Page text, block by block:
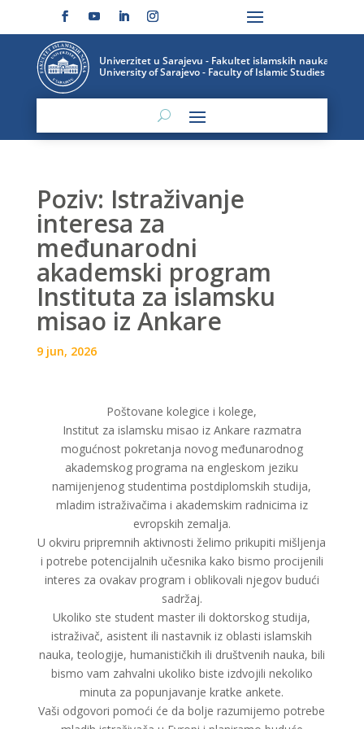
Poziv: Istraživanje
interesa za
međunarodni
akademski program
Instituta za islamsku
misao iz Ankare
9 jun, 2026
Poštovane kolegice i kolege,
Institut za islamsku misao iz Ankare razmatra
mogućnost pokretanja novog međunarodnog
akademskog programa na engleskom jeziku
namijenjenog studentima postdiplomskih studija,
mladim istraživačima i akademskim radnicima iz
evropskih zemalja.
U okviru pripremnih aktivnosti želimo prikupiti mišljenja
i potrebe potencijalnih učesnika kako bismo procijenili
interes za ovakav program i oblikovali njegov budući
sadržaj.
Ukoliko ste student master ili doktorskog studija,
istraživač, asistent ili nastavnik iz oblasti islamskih
nauka, teologije, humanističkih ili društvenih nauka, bili
bismo vam zahvalni ukoliko biste izdvojili nekoliko
minuta za popunjavanje kratke ankete.
Vaši odgovori pomoći će da bolje razumijemo potrebe